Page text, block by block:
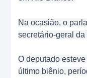
Na ocasião, o
secretário-geral da
O deputado
último biênio,